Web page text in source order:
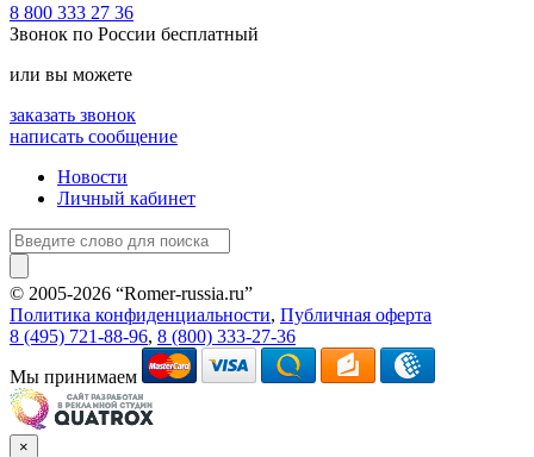
8 800 333 27 36
Звонок по России бесплатный
или вы можете
заказать звонок
написать сообщение
Новости
Личный кабинет
© 2005-2026 “Romer-russia.ru”
Политика конфиденциальности, Публичная оферта
8 (495) 721-88-96, 8 (800) 333-27-36
Мы принимаем
×